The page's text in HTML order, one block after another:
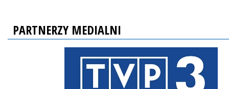
PARTNERZY MEDIALNI